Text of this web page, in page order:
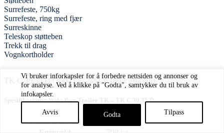
Vi bruker inforkapsler for å forbedre nettsiden og annonser og
for analyse. Ved å klikke på "Godta", samtykker du til bruk av
infokapsler.
Tilpass
Avvis Godta
Surrefeste, 750kg
Surrefeste, ring med fjær
Surreskinne
Teleskop støtteben
Trekk til drag
Vognkortholder
TK C 30.35 D (3000 kg – 351 x 180 x 205 cm)
Spesifikasjoner Wiks Box Trailer TK – TK C 30.35 D
Tillatt totalvekt